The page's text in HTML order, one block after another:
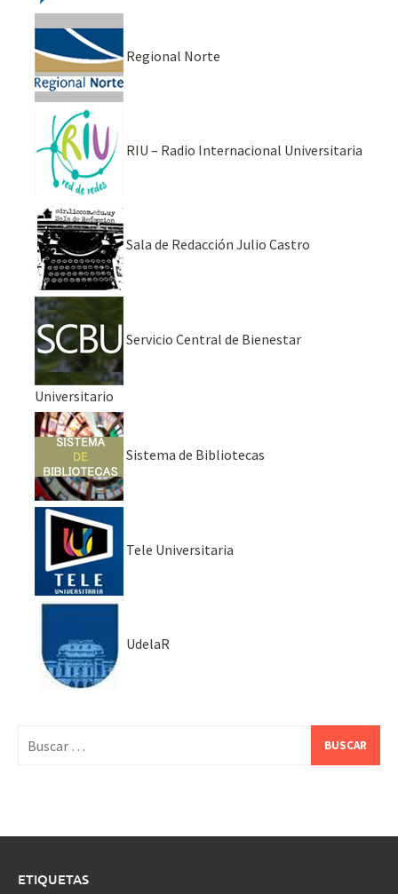
Regional Norte
RIU – Radio Internacional Universitaria
Sala de Redacción Julio Castro
Servicio Central de Bienestar
Universitario
Sistema de Bibliotecas
Tele Universitaria
UdelaR
ETIQUETAS